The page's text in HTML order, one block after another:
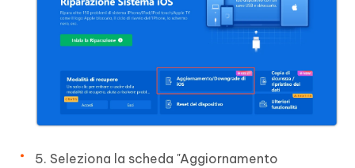
5. Seleziona la scheda "Aggiornamento